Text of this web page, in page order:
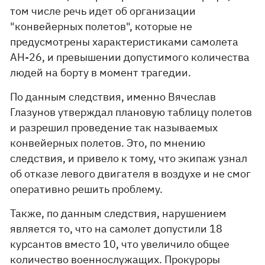
том числе речь идет об организации
"конвейерных полетов", которые не
предусмотрены характеристиками самолета
АН-26, и превышении допустимого количества
людей на борту в момент трагедии.
По данным следствия, именно Вячеслав
Глазунов утверждал плановую таблицу полетов
и разрешил проведение так называемых
конвейерных полетов. Это, по мнению
следствия, и привело к тому, что экипаж узнал
об отказе левого двигателя в воздухе и не смог
оперативно решить проблему.
Также, по данным следствия, нарушением
является то, что на самолет допустили 18
курсантов вместо 10, что увеличило общее
количество военнослужащих. Прокуроры